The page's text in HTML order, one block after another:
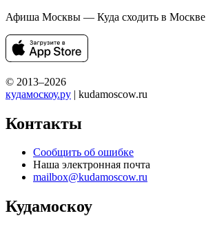
Афиша Москвы — Куда сходить в Москве
© 2013–2026
кудамоскоу.ру | kudamoscow.ru
Контакты
Сообщить об ошибке
Наша электронная почта
mailbox@kudamoscow.ru
Кудамоскоу